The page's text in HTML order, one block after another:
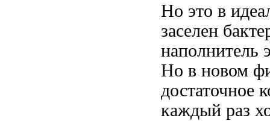
Но это в
заселен
наполнитель
Но в новом
достаточное
каждый раз